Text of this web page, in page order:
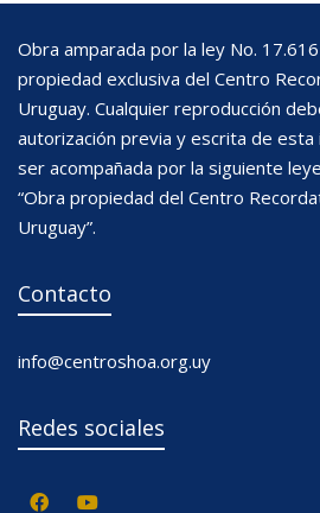
Obra amparada por la ley No.
propiedad exclusiva del Centro
Uruguay. Cualquier reproducción
autorización previa y escrita de
ser acompañada por la siguiente
“Obra propiedad del Centro
Uruguay”.
Contacto
info@centroshoa.org.uy
Redes sociales